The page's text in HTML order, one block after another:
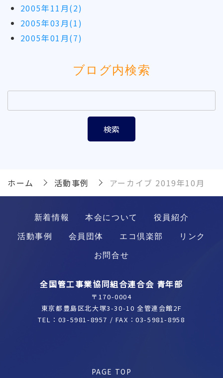
2005年11月(2)
2005年03月(1)
2005年01月(7)
ブログ内検索
ホーム 活動事例 アーカイブ 2019年10月
PAGE TOP
新着情報 本会について
役員紹介
活動事例
会員団体 エコ倶楽部
リンク
お問合せ
全国管工事業協同組合連合会 青年部
〒170-0004
東京都豊島区北大塚3-30-10 全管連会館2F
TEL： 03-5981-8957 / FAX：03-5981-8958